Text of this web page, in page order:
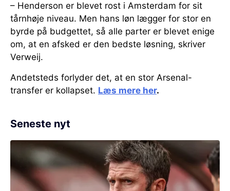
– Henderson er blevet rost i Amsterdam for sit
tårnhøje niveau. Men hans løn lægger for stor en
byrde på budgettet, så alle parter er blevet enige
om, at en afsked er den bedste løsning, skriver
Verweij.
Andetsteds forlyder det, at en stor Arsenal-
transfer er kollapset. Læs mere her.
Seneste nyt